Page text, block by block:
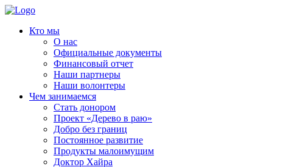
Кто мы
О нас
Официальные документы
Финансовый отчет
Наши партнеры
Наши волонтеры
Чем занимаемся
Стать донором
Проект «Дерево в раю»
Добро без границ
Постоянное развитие
Продукты малоимущим
Доктор Хайра